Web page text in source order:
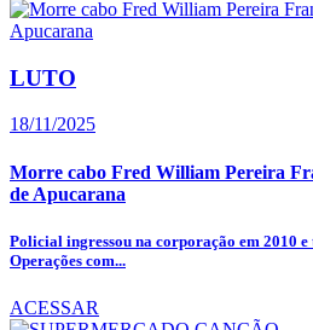
LUTO
18/11/2025
Morre cabo Fred William Pereira
de Apucarana
Policial ingressou na corporação em 2010 e
Operações com...
ACESSAR